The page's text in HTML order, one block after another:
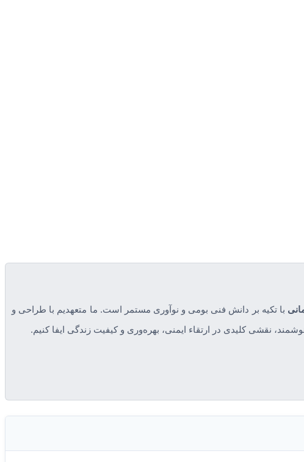
با تکیه بر دانش فنی بومی و نوآوری مستمر است. ما متعهدیم با طراحی و
نقشی کلیدی در ارتقاء ایمنی، بهره‌وری و کیفیت زندگی ایفا کنیم.